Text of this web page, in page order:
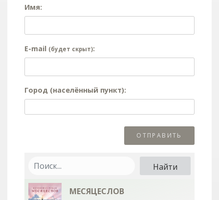
Имя:
E-mail (будет скрыт):
Город (населённый пункт):
МЕСЯЦЕСЛОВ